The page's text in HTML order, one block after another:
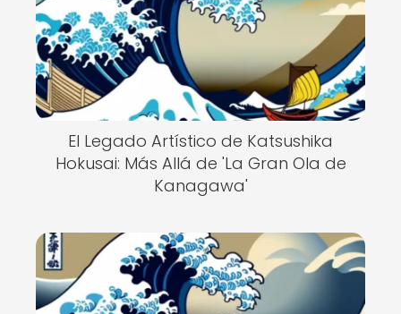
El Legado Artístico de Katsushika
Hokusai: Más Allá de 'La Gran Ola de
Kanagawa'